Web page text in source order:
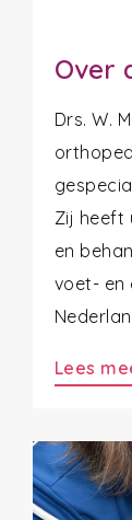
Over
Drs. W.
Zij heeft
en
voet- en
Lees